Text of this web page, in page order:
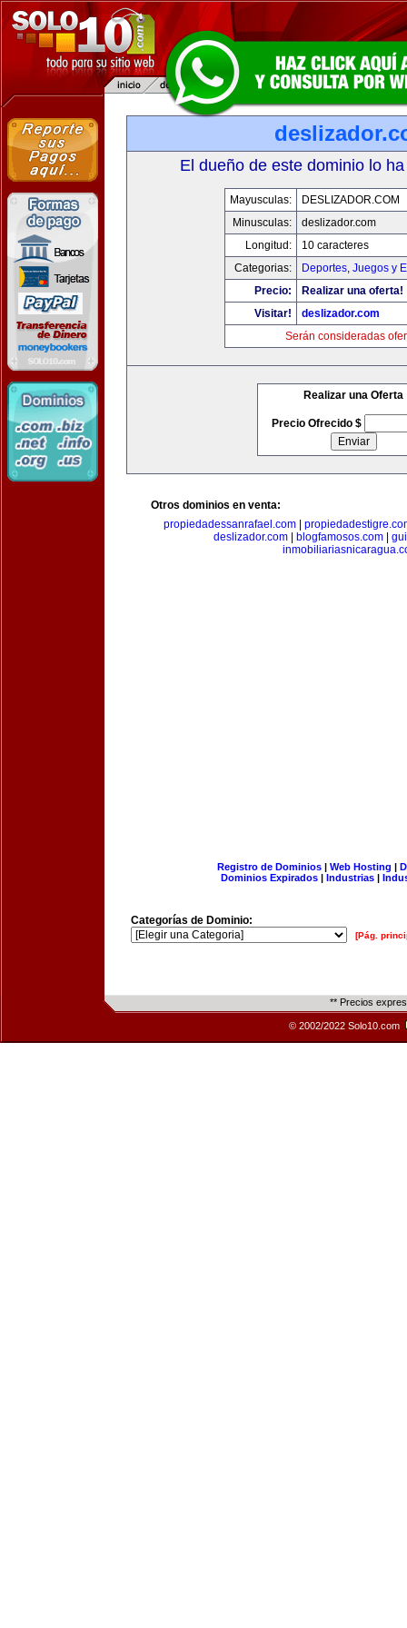
El dueño de este dominio lo
Mayusculas:
DESLIZADOR.COM
Minusculas:
deslizador.com
Longitud:
10 caracteres
Categorias:
Deportes, Juegos y
Precio:
Realizar una oferta!
Visitar!
deslizador.com
Serán consideradas
Realizar una Oferta
Precio Ofrecido $
Otros dominios en venta:
propiedadessanrafael.com
deslizador.com| blogfamosos.com|
Registro de Dominios| Web Hosting |
Dominios Expirados | Industrias |
Categorías de Dominio:
[Pág.
** Precios
© 2002/2022 Solo10.com